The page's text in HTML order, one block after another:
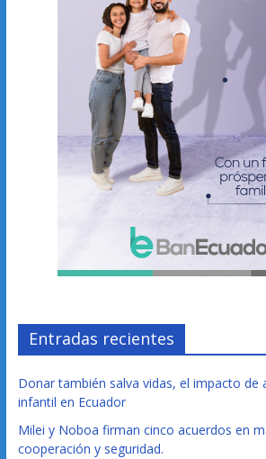
Entradas recientes
Donar también salva vidas, el impacto de
infantil en Ecuador
Milei y Noboa firman cinco acuerdos en
cooperación y seguridad.